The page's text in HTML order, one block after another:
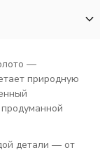
—
природную
детали — от